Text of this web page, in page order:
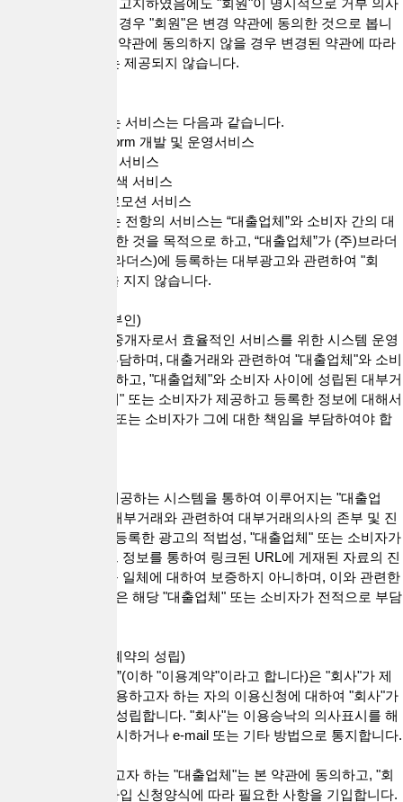
다는 뜻을 명확하게 고지하였음에도 "회원"이 명시적으로 거부 의사
표시를 하지 아니한 경우 "회원"은 변경 약관에 동의한 것으로 봅니
다. "회원"이 변경된 약관에 동의하지 않을 경우 변경된 약관에 따라
제공되는 "서비스"는 제공되지 않습니다.
1. "회사"가 제공하는 서비스는 다음과 같습니다.
1) 대출직거래 Platform 개발 및 운영서비스
① 실시간 대출문의 서비스
② 대출업체 정보검색 서비스
2) 광고 집행 및 프로모션 서비스
2. "회사"가 제공하는 전항의 서비스는 “대출업체”와 소비자 간의 대
출직거래 중개를 위한 것을 목적으로 하고, “대출업체”가 (주)브라더
스네트워크(대출브라더스)에 등록하는 대부광고와 관련하여 "회
사"는 일체의 책임을 지지 않습니다.
제5조(대리행위의 부인)
"회사"는 통신판매 중개자로서 효율적인 서비스를 위한 시스템 운영
및 관리 책임만을 부담하며, 대출거래와 관련하여 "대출업체"와 소비
자를 대리하지 아니하고, "대출업체"와 소비자 사이에 성립된 대부거
래계약 및 "대출업체" 또는 소비자가 제공하고 등록한 정보에 대해서
는 해당 "대출업체" 또는 소비자가 그에 대한 책임을 부담하여야 합
"회사"는 "회사"가 제공하는 시스템을 통하여 이루어지는 "대출업
체"와 소비자 간의 대부거래와 관련하여 대부거래의사의 존부 및 진
정성, "대출업체"가 등록한 광고의 적법성, "대출업체" 또는 소비자가
입력하는 정보 및 그 정보를 통하여 링크된 URL에 게재된 자료의 진
실성 또는 적법성 등 일체에 대하여 보증하지 아니하며, 이와 관련한
일체의 위험과 책임은 해당 "대출업체" 또는 소비자가 전적으로 부담
제7조(서비스 이용계약의 성립)
1. “서비스 이용계약”(이하 "이용계약"이라고 합니다)은 "회사"가 제
공하는 서비스를 이용하고자 하는 자의 이용신청에 대하여 "회사"가
이를 승낙함으로써 성립합니다. "회사"는 이용승낙의 의사표시를 해
당 서비스화면에 게시하거나 e-mail 또는 기타 방법으로 통지합니다.
2. 서비스를 이용하고자 하는 "대출업체"는 본 약관에 동의하고, "회
사"가 정하는 회원가입 신청양식에 따라 필요한 사항을 기입합니다.